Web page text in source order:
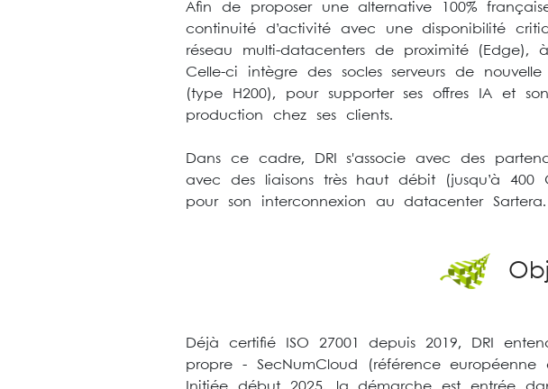
Afin de proposer une alternative 100%
continuité d’activité avec une disponibilité
réseau multi-datacenters de proximité
Celle-ci intègre des socles serveurs de
(type H200), pour supporter ses offres IA et
production chez ses clients.
Dans ce cadre, DRI s'associe avec des
avec des liaisons très haut débit (jusqu’à
pour son interconnexion au datacenter Sartera.
Déjà certifié ISO 27001 depuis 2019, DRI
propre - SecNumCloud (référence européenne